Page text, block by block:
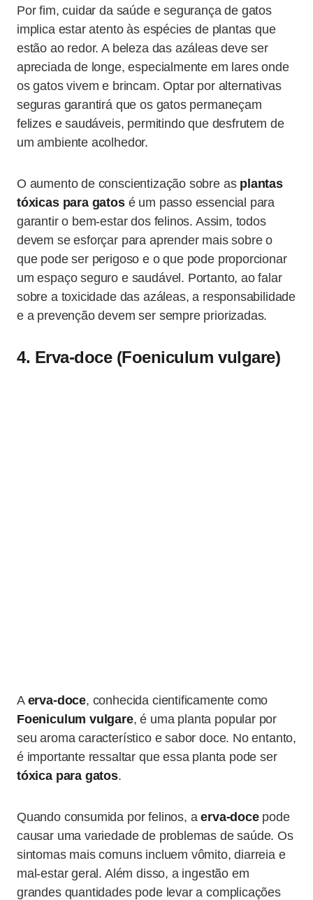
Por fim, cuidar da saúde e segurança de gatos
implica estar atento às espécies de plantas que
estão ao redor. A beleza das azáleas deve ser
apreciada de longe, especialmente em lares onde
os gatos vivem e brincam. Optar por alternativas
seguras garantirá que os gatos permaneçam
felizes e saudáveis, permitindo que desfrutem de
um ambiente acolhedor.
O aumento de conscientização sobre as plantas
tóxicas para gatosé um passo essencial para
garantir o bem-estar dos felinos. Assim, todos
devem se esforçar para aprender mais sobre o
que pode ser perigoso e o que pode proporcionar
um espaço seguro e saudável. Portanto, ao falar
sobre a toxicidade das azáleas, a responsabilidade
e a prevenção devem ser sempre priorizadas.
4. Erva-doce (Foeniculum vulgare)
A erva-doce, conhecida cientificamente como
Foeniculum vulgare, é uma planta popular por
seu aroma característico e sabor doce. No entanto,
é importante ressaltar que essa planta pode ser
tóxica para gatos.
Quando consumida por felinos, aerva-docepode
causar uma variedade de problemas de saúde. Os
sintomas mais comuns incluem vômito, diarreia e
mal-estar geral. Além disso, a ingestão em
grandes quantidades pode levar a complicações